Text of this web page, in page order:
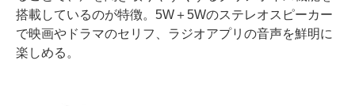
搭載しているのが特徴。5W＋5Wのステレオスピーカー
で映画やドラマのセリフ、ラジオアプリの音声を鮮明に
楽しめる。